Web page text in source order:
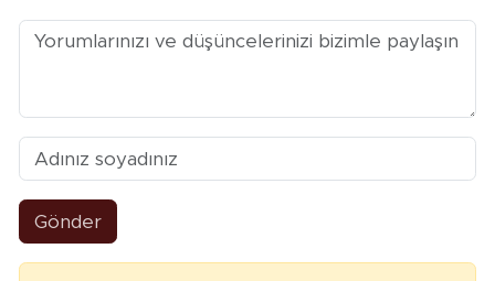
Gönder